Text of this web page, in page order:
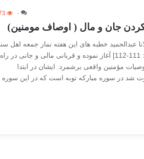
۰
جان و مال ( اوصاف مومنین)
عبدالحمید خطبه های این هفته نماز جمعه اهل
زاهدان را با تلاوت آیات [ توبه: 111-112] آغاز نموده و قربانی مالی و جانی در راه
مؤمنین واقعی برشمرد. ایشان در ابتدا
شد در سوره مبارکه توبه است که در این سوره